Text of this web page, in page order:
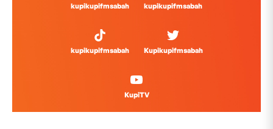
kupikupifmsabah kupikupifmsabah
kupikupifmsabah Kupikupifmsabah
KupiTV